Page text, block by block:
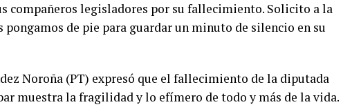
compañeros legisladores por su fallecimiento. Solicito a la
pongamos de pie para guardar un minuto de silencio en su
Noroña (PT) expresó que el fallecimiento de la diputada
muestra la fragilidad y lo efímero de todo y más de la vida.